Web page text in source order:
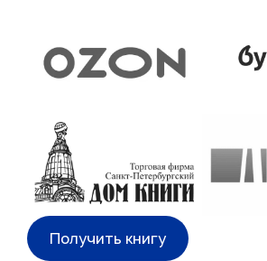
Получить книгу